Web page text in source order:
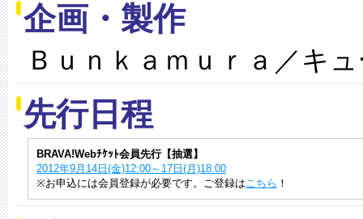
企画・製作
Ｂｕｎｋａｍｕｒａ／キ
先行日程
BRAVA!Webﾁｹｯﾄ会員先行【抽選】
2012年9月14日(金)12:00～17日(月)18:00
※お申込には会員登録が必要です。ご登録はこちら ！